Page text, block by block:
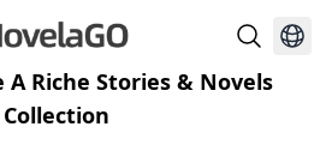
A Riche Stories & Novels
Collection